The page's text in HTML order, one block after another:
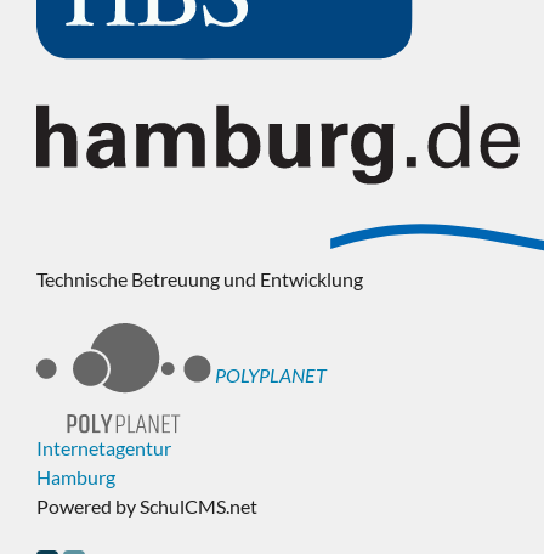
Technische Betreuung und Entwicklung
POLYPLANET
Internetagentur
Hamburg
Powered by SchulCMS.net